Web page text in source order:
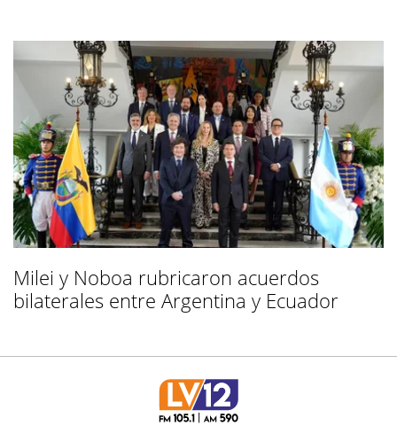
Milei y Noboa rubricaron acuerdos
bilaterales entre Argentina y Ecuador